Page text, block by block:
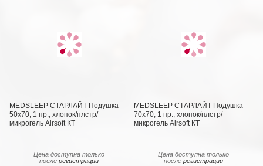
MEDSLEEP СТАРЛАЙТ Подушка
50х70, 1 пр., хлопок/плстр/
микрогель Airsoft КТ
Цена доступна только
послерегистрации
MEDSLEEP СТАРЛАЙТ Подушка
70х70, 1 пр., хлопок/плстр/
микрогель Airsoft КТ
Цена доступна только
послерегистрации